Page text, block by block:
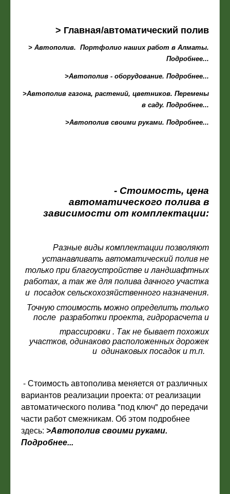
> Главная/автоматический полив
> Автополив. Портфолио наших работ в Алматы.
Подробнее...
>Автополив - оборудование. Подробнее...
>Автополив газона, растений, цветников. Перемены
в саду. Подробнее...
>Автополив своими руками. Подробнее...
- Стоимость, цена
автоматического полива в
зависимости от комплектации:
Разные виды комплектации позволяют
устанавливать автоматический полив не
только при благоустройстве и ландшафтных
работах, а так же для полива дачного участка
и посадок сельскохозяйственного назначения.
Точную стоимость можно определить только
после разработки проекта, гидрорасчета и
трассировки . Так не бывает похожих
участков, одинаково расположенных дорожек
и одинаковых посадок и т.п.
- Стоимость автополива меняется от различных
вариантов реализации проекта: от реализации
автоматического полива "под ключ" до передачи
части работ смежникам. Об этом подробнее
здесь: >Автополив своими руками.
Подробнее...